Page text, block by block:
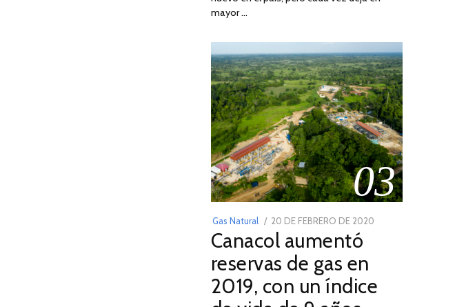
mayor …
03
Gas Natural
POSTED
ON
20 DE FEBRERO DE 2020
2025
Canacol aumentó
reservas de gas en
2019, con un índice